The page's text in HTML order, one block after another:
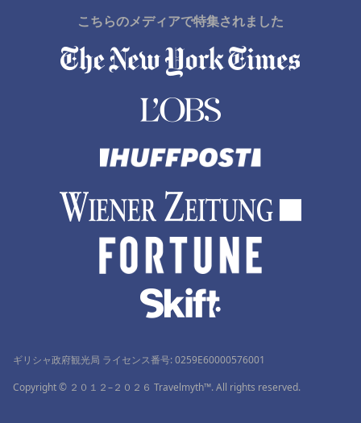
こちらのメディアで特集されました
ギリシャ政府観光局 ライセンス番号: 0259Ε60000576001
Copyright © ２０１２–２０２６ Travelmyth™. All rights reserved.